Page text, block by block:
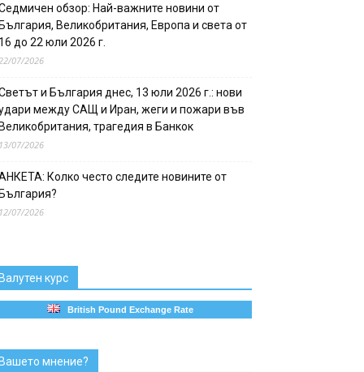
обзор: Най-важните новини от
Великобритания, Европа и света от
до 22 юли 2026 г.
07/2026
и България днес, 13 юли 2026 г.: нови
между САЩ и Иран, жеги и пожари във
трагедия в Банкок
07/2026
Колко често следите новините от
07/2026
курс
British Pound Exchange Rate
мнение?